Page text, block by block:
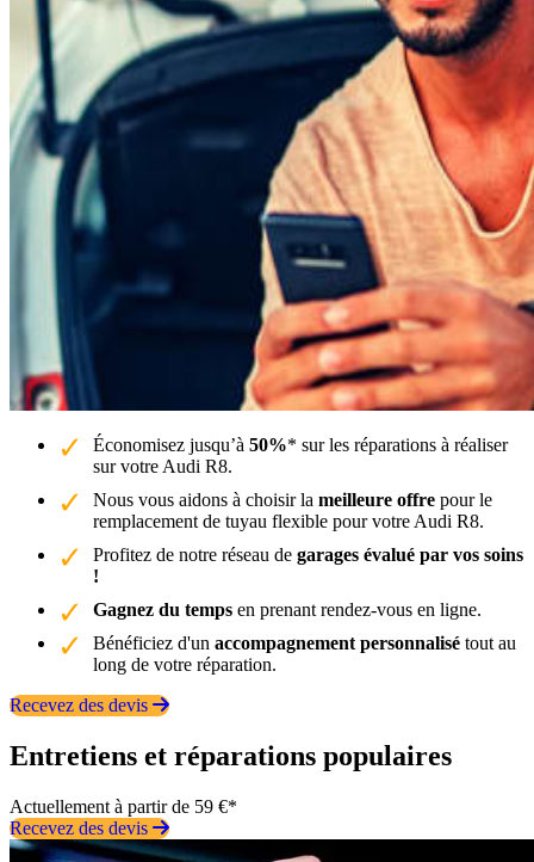
Économisez jusqu’à 50%* sur les réparations à réaliser
sur votre Audi R8.
Nous vous aidons à choisir la meilleure offre pour le
remplacement de tuyau flexible pour votre Audi R8.
Profitez de notre réseau de garages évalué par vos soins
!
Gagnez du temps en prenant rendez-vous en ligne.
Bénéficiez d'un accompagnement personnalisé tout au
long de votre réparation.
Recevez des devis
Entretiens et réparations populaires
Actuellement à partir de 59 €*
Recevez des devis